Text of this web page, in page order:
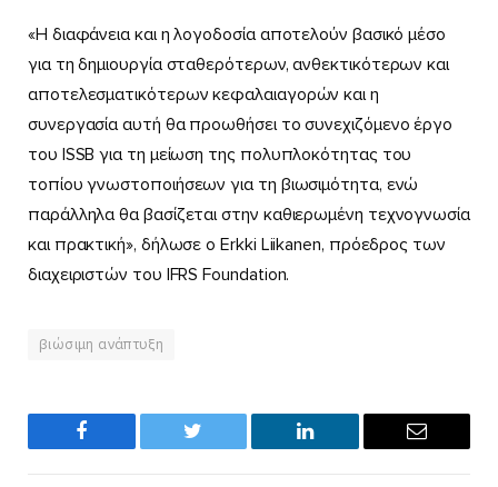
«Η διαφάνεια και η λογοδοσία αποτελούν βασικό μέσο
για τη δημιουργία σταθερότερων, ανθεκτικότερων και
αποτελεσματικότερων κεφαλαιαγορών και η
συνεργασία αυτή θα προωθήσει το συνεχιζόμενο έργο
του ISSB για τη μείωση της πολυπλοκότητας του
τοπίου γνωστοποιήσεων για τη βιωσιμότητα, ενώ
παράλληλα θα βασίζεται στην καθιερωμένη τεχνογνωσία
και πρακτική», δήλωσε ο Erkki Liikanen, πρόεδρος των
διαχειριστών του IFRS Foundation.
βιώσιμη ανάπτυξη
Facebook Twitter LinkedIn Email